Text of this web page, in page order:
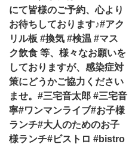
にて皆様のご予約、心より
お待ちしております♪#アク
リル板 #換気 #検温 #マス
ク飲食 等、様々なお願いを
しておりますが、感染症対
策にどうかご協力ください
ませ。#三宅音太郎 #三宅音
寧#ワンマンライブ#お子様
ランチ#大人のためのお子
様ランチ#ビストロ #bistro